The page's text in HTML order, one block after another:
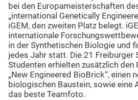
bei den Europameisterschaften
„international Genetically
iGEM, den zweiten Platz belegt.
internationale
in der Synthetischen Biologie und
jedes Jahr statt. Die 21 Freiburger
Studenten erhielten zusätzlich den
„New Engineered BioBrick“, einen
biologischen Baustein, sowie eine
das beste Teamfoto.